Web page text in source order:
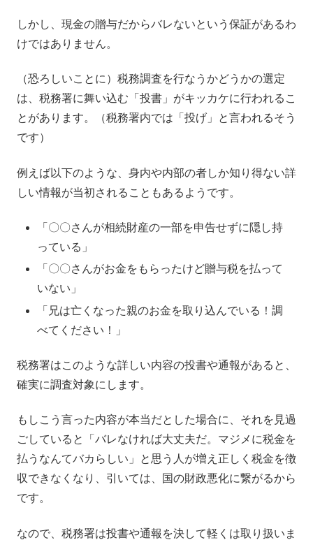
しかし、現金の贈与だからバレないという保証があるわ
けではありません。
（恐ろしいことに）税務調査を行なうかどうかの選定
は、税務署に舞い込む「投書」がキッカケに行われるこ
とがあります。（税務署内では「投げ」と言われるそう
です）
例えば以下のような、身内や内部の者しか知り得ない詳
しい情報が当初されることもあるようです。
「〇〇さんが相続財産の一部を申告せずに隠し持
っている」
「〇〇さんがお金をもらったけど贈与税を払って
いない」
「兄は亡くなった親のお金を取り込んでいる！調
べてください！」
税務署はこのような詳しい内容の投書や通報があると、
確実に調査対象にします。
もしこう言った内容が本当だとした場合に、それを見過
ごしていると「バレなければ大丈夫だ。マジメに税金を
払うなんてバカらしい」と思う人が増え正しく税金を徴
収できなくなり、引いては、国の財政悪化に繋がるから
です。
なので、税務署は投書や通報を決して軽くは取り扱いま